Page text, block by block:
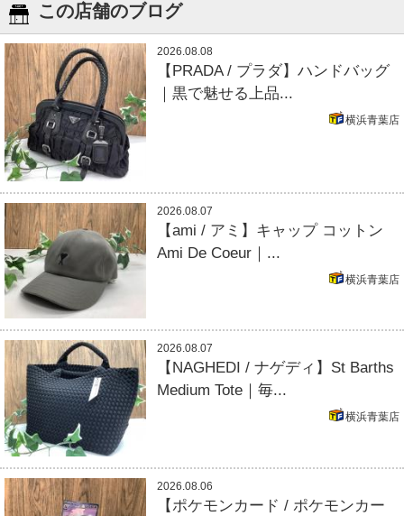
この店舗のブログ
2026.08.08
【PRADA / プラダ】ハンドバッグ
｜黒で魅せる上品...
横浜青葉店
2026.08.07
【ami / アミ】キャップ コットン
Ami De Coeur｜...
横浜青葉店
2026.08.07
【NAGHEDI / ナゲディ】St Barths
Medium Tote｜毎...
横浜青葉店
2026.08.06
【ポケモンカード / ポケモンカー